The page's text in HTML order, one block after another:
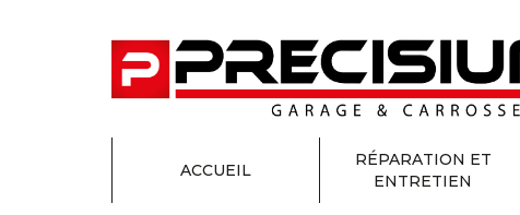
ACCUEIL
RÉPARATION ET
ENTRETIEN